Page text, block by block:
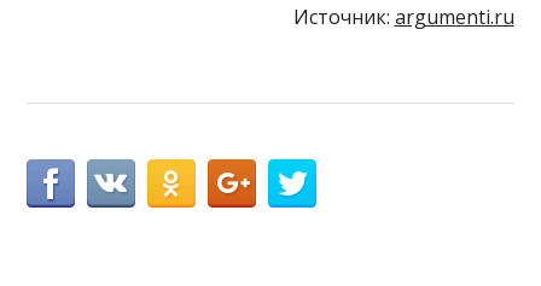
Источник: argumenti.ru